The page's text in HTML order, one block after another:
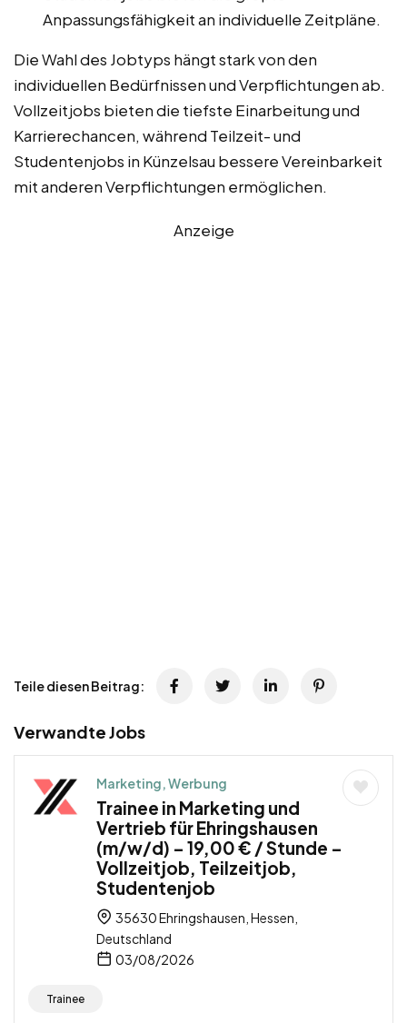
Anpassungsfähigkeit an individuelle Zeitpläne.
Die Wahl des Jobtyps hängt stark von den
individuellen Bedürfnissen und Verpflichtungen ab.
Vollzeitjobs bieten die tiefste Einarbeitung und
Karrierechancen, während Teilzeit- und
Studentenjobs in Künzelsau bessere Vereinbarkeit
mit anderen Verpflichtungen ermöglichen.
Anzeige
Teile diesen Beitrag:
Verwandte Jobs
Marketing, Werbung
Trainee in Marketing und
Vertrieb für Ehringshausen
(m/w/d) – 19,00 € / Stunde –
Vollzeitjob, Teilzeitjob,
Studentenjob
35630 Ehringshausen, Hessen,
Deutschland
03/08/2026
Trainee